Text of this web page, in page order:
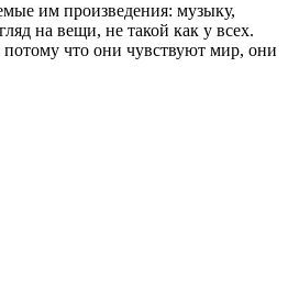
им произведения: музыку,
на вещи, не такой как у всех.
потому что они чувствуют мир, они